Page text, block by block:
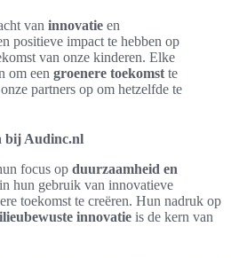
van innovatie en
positieve impact te hebben op
van onze kinderen. Elke
om een groenere toekomst te
partners op om hetzelfde te
bij Audinc.nl
focus op duurzaamheid en
hun gebruik van innovatieve
toekomst te creëren. Hun nadruk op
innovatie is de kern van